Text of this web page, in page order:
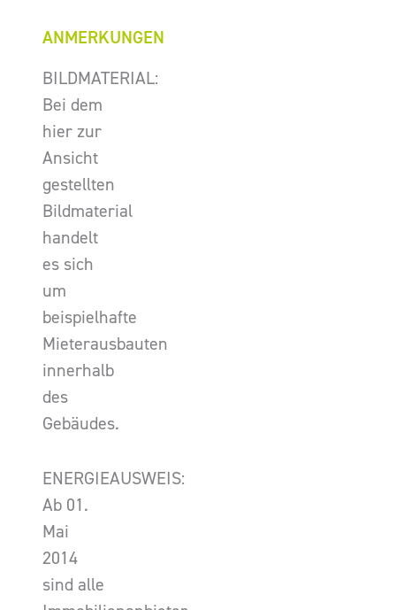
ANMERKUNGEN
BILDMATERIAL:
Bei dem
hier zur
Ansicht
gestellten
Bildmaterial
handelt
es sich
um
beispielhafte
Mieterausbauten
innerhalb
des
Gebäudes.
ENERGIEAUSWEIS:
Ab 01.
Mai
2014
sind alle